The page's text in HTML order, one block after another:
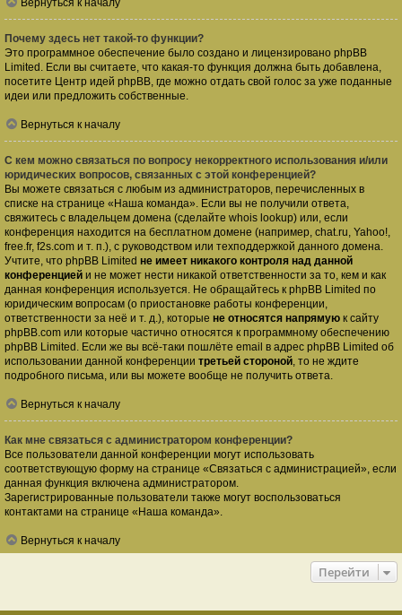
Вернуться к началу
Почему здесь нет такой-то функции?
Это программное обеспечение было создано и лицензировано phpBB
Limited. Если вы считаете, что какая-то функция должна быть добавлена,
посетите Центр идей phpBB, где можно отдать свой голос за уже поданные
идеи или предложить собственные.
Вернуться к началу
С кем можно связаться по вопросу некорректного использования и/или
юридических вопросов, связанных с этой конференцией?
Вы можете связаться с любым из администраторов, перечисленных в
списке на странице «Наша команда». Если вы не получили ответа,
свяжитесь с владельцем домена (сделайте whois lookup) или, если
конференция находится на бесплатном домене (например, chat.ru, Yahoo!,
free.fr, f2s.com и т. п.), с руководством или техподдержкой данного домена.
Учтите, что phpBB Limited не имеет никакого контроля над данной
конференцией и не может нести никакой ответственности за то, кем и как
данная конференция используется. Не обращайтесь к phpBB Limited по
юридическим вопросам (о приостановке работы конференции,
ответственности за неё и т. д.), которые не относятся напрямую к сайту
phpBB.com или которые частично относятся к программному обеспечению
phpBB Limited. Если же вы всё-таки пошлёте email в адрес phpBB Limited об
использовании данной конференции третьей стороной, то не ждите
подробного письма, или вы можете вообще не получить ответа.
Вернуться к началу
Как мне связаться с администратором конференции?
Все пользователи данной конференции могут использовать
соответствующую форму на странице «Связаться с администрацией», если
данная функция включена администратором.
Зарегистрированные пользователи также могут воспользоваться
контактами на странице «Наша команда».
Вернуться к началу
Перейти